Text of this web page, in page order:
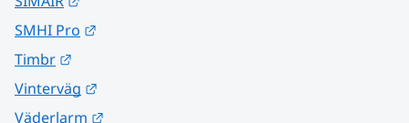
SMHI Pro
Timbr
Vinterväg
Väderlarm